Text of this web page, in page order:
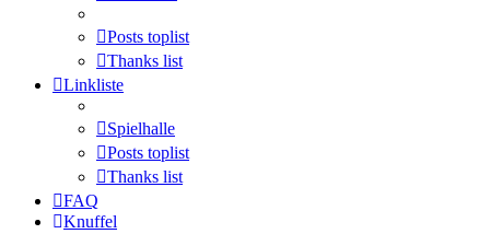
Posts toplist
Thanks list
Linkliste
Spielhalle
Posts toplist
Thanks list
FAQ
Knuffel